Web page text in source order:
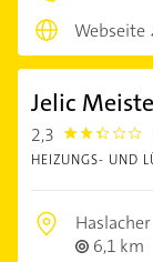
Webseite
Jelic
2,3 2.3
HEIZUNGS- UND
6,1 km